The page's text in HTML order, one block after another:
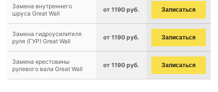
Замена внутреннего
шруса Great Wall
от 1190 руб. Записаться
Замена гидроусилителя
руля (ГУР) Great Wall
от 1190 руб. Записаться
Замена крестовины
рулевого вала Great Wall
от 1190 руб. Записаться